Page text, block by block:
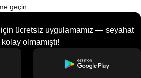
geçin.
için ücretsiz uygulamamız — seyahat
olmamıştı!